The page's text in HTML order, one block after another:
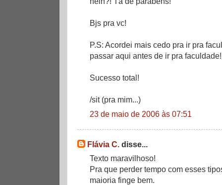
Bjs pra vc!
P.S: Acordei mais cedo pra ir pra
passar aqui antes de ir pra
Sucesso total!
/sit (pra mim...)
23 de maio de 2006 às 07:51
Flávia C. disse...
Texto maravilhoso!
Pra que perder tempo com esses
maioria finge bem.